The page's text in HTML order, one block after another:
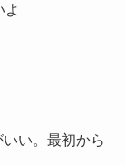
よ
い。最初から